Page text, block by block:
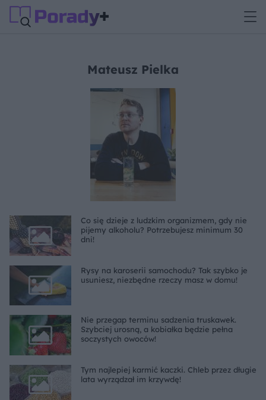
Mateusz Pielka
Co się dzieje z ludzkim organizmem, gdy nie
pijemy alkoholu? Potrzebujesz minimum 30
dni!
Rysy na karoserii samochodu? Tak szybko je
usuniesz, niezbędne rzeczy masz w domu!
Nie przegap terminu sadzenia truskawek.
Szybciej urosną, a kobiałka będzie pełna
soczystych owoców!
Tym najlepiej karmić kaczki. Chleb przez długie
lata wyrządzał im krzywdę!